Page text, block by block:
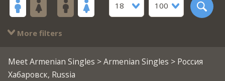
18
100
More filters
Meet Armenian Singles >Armenian Singles > Россия
Хабаровск, Russia